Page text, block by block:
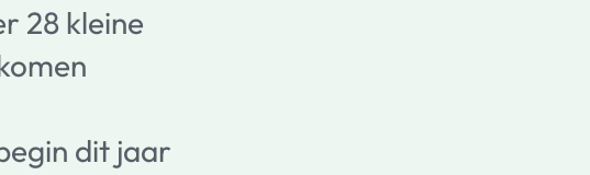
28 kleine
dit jaar